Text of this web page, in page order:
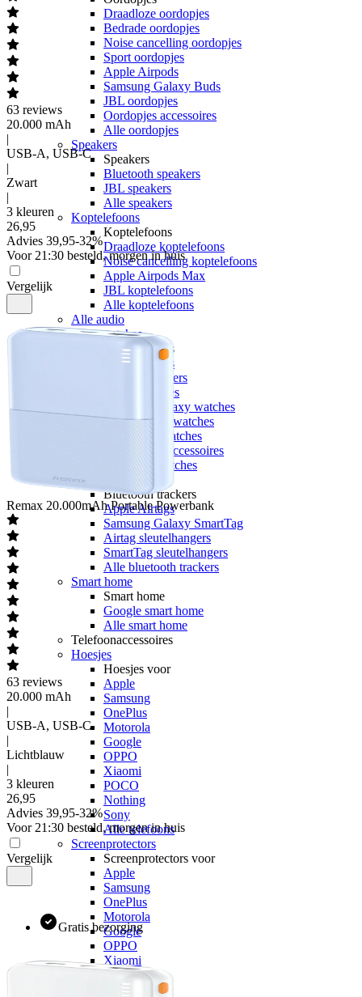
Draadloze oordopjes
Bedrade oordopjes
Noise cancelling oordopjes
Sport oordopjes
Apple Airpods
Samsung Galaxy Buds
JBL oordopjes
Oordopjes accessoires
Alle oordopjes
Speakers
Speakers
Bluetooth speakers
JBL speakers
Alle speakers
Koptelefoons
Koptelefoons
Draadloze koptelefoons
Noise cancelling koptelefoons
Apple Airpods Max
JBL koptelefoons
Alle koptelefoons
Alle audio
Smartwatches
Smartwatches
Sporthorloges
Activity trackers
Apple watches
Samsung Galaxy watches
Garmin smartwatches
Polar smartwatches
Smartwatch accessoires
Alle smartwatches
Bluetooth trackers
Bluetooth trackers
Apple Airtags
Samsung Galaxy SmartTag
Airtag sleutelhangers
SmartTag sleutelhangers
Alle bluetooth trackers
Smart home
Smart home
Google smart home
Alle smart home
Telefoonaccessoires
Hoesjes
Hoesjes voor
Apple
Samsung
OnePlus
Motorola
Google
OPPO
Xiaomi
POCO
Nothing
Sony
Alle telefoons
Screenprotectors
Screenprotectors voor
Apple
Samsung
OnePlus
Motorola
Google
OPPO
Xiaomi
POCO
Nothing
63 reviews
20.000 mAh
|
USB-A, USB-C
|
Zwart
|
3 kleuren
26,95
Advies 39,95-32%
Voor 21:30 besteld, morgen in huis
Vergelijk
Remax 20.000mAh Portable Powerbank
63 reviews
20.000 mAh
|
USB-A, USB-C
|
Lichtblauw
|
3 kleuren
26,95
Advies 39,95-32%
Voor 21:30 besteld, morgen in huis
Vergelijk
Gratis bezorging